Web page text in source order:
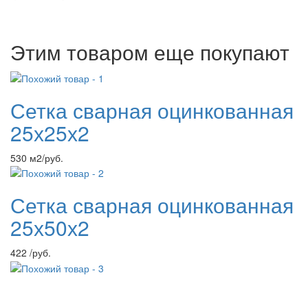
Этим товаром еще покупают
Сетка сварная оцинкованная
25х25х2
530 м2/руб.
Сетка сварная оцинкованная
25х50х2
422 /руб.